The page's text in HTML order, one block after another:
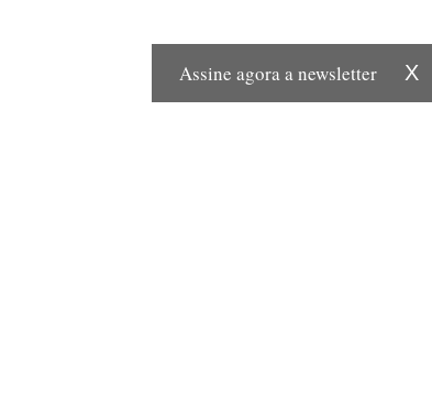
X
Assine agora a newsletter